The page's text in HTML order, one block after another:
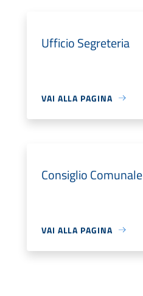
Ufficio Segreteria
VAI ALLA PAGINA
Consiglio Comunale
VAI ALLA PAGINA